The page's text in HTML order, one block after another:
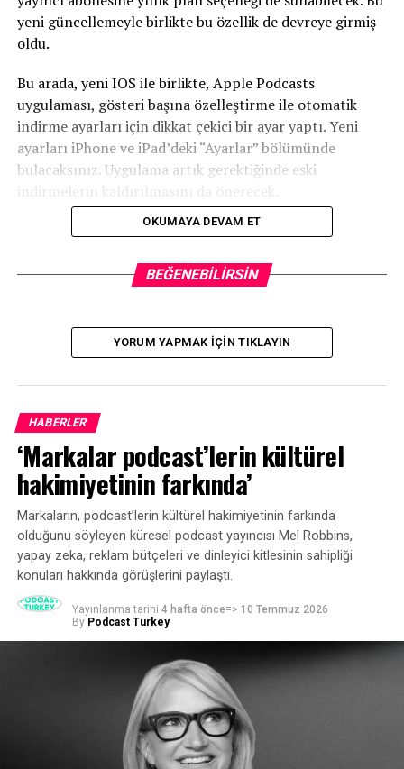
yeni güncellemeyle birlikte bu özellik de devreye girmiş
oldu.
Bu arada, yeni IOS ile birlikte, Apple Podcasts
uygulaması, gösteri başına özelleştirme ile otomatik
indirme ayarları için dikkat çekici bir ayar yaptı. Yeni
ayarları iPhone ve iPad’deki “Ayarlar” bölümünde
bulacaksınız. Uygulama artık gerektiğinde eski
KAÇIRMAYIN
Apple Podcasts aboneliklerde sunucu koşulunu
OKUMAYA DEVAM ET
BEĞENEBILIRSIN
YORUM YAPMAK IÇIN TIKLAYIN
HABERLER
‘Markalar podcast’lerin kültürel
hakimiyetinin farkında’
Markaların, podcast’lerin kültürel hakimiyetinin farkında
olduğunu söyleyen küresel podcast yayıncısı Mel Robbins,
yapay zeka, reklam bütçeleri ve dinleyici kitlesinin sahipliği
konuları hakkında görüşlerini paylaştı.
Yayınlanma tarihi 4 hafta önce=> 10 Temmuz 2026
By Podcast Turkey